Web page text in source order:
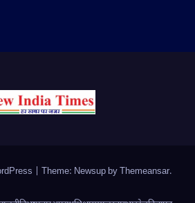
Theme: Newsup byThemeansar.